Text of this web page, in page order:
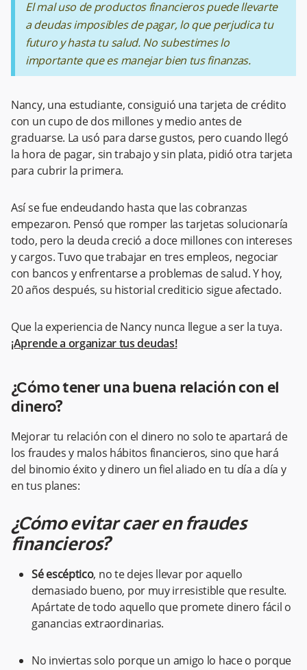
El mal uso de productos financieros puede llevarte
a deudas imposibles de pagar, lo que perjudica tu
futuro y hasta tu salud. No subestimes lo
importante que es manejar bien tus finanzas.
Nancy, una estudiante, consiguió una tarjeta de crédito
con un cupo de dos millones y medio antes de
graduarse. La usó para darse gustos, pero cuando llegó
la hora de pagar, sin trabajo y sin plata, pidió otra tarjeta
para cubrir la primera.
Así se fue endeudando hasta que las cobranzas
empezaron. Pensó que romper las tarjetas solucionaría
todo, pero la deuda creció a doce millones con intereses
y cargos. Tuvo que trabajar en tres empleos, negociar
con bancos y enfrentarse a problemas de salud. Y hoy,
20 años después, su historial crediticio sigue afectado.
Que la experiencia de Nancy nunca llegue a ser la tuya.
¡Aprende a organizar tus deudas!
¿Cómo tener una buena relación con el
dinero​?
Mejorar tu relación con el dinero no solo te apartará de
los fraudes y malos hábitos financieros, sino que hará
del binomio éxito y dinero un fiel aliado en tu día a día y
en tus planes:
¿Cómo evitar caer en fraudes
financieros?
Sé escéptico, no te dejes llevar por aquello
demasiado bueno, por muy irresistible que resulte.
Apártate de todo aquello que promete dinero fácil o
ganancias extraordinarias.
No inviertas solo porque un amigo lo hace o porque